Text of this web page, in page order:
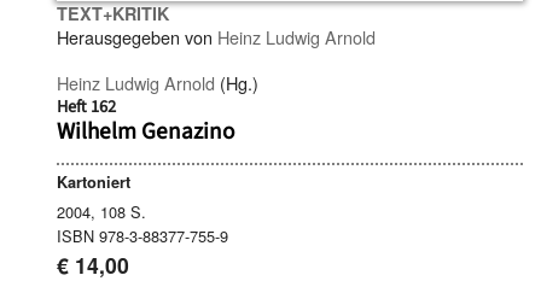
TEXT+KRITIK
Herausgegeben von Heinz Ludwig Arnold
Heinz Ludwig Arnold (Hg.)
Heft 162
Wilhelm Genazino
Kartoniert
2004, 108 S.
ISBN 978-3-88377-755-9
€ 14,00